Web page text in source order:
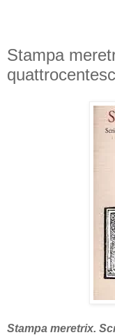
Stampa
Stampa meretrix.